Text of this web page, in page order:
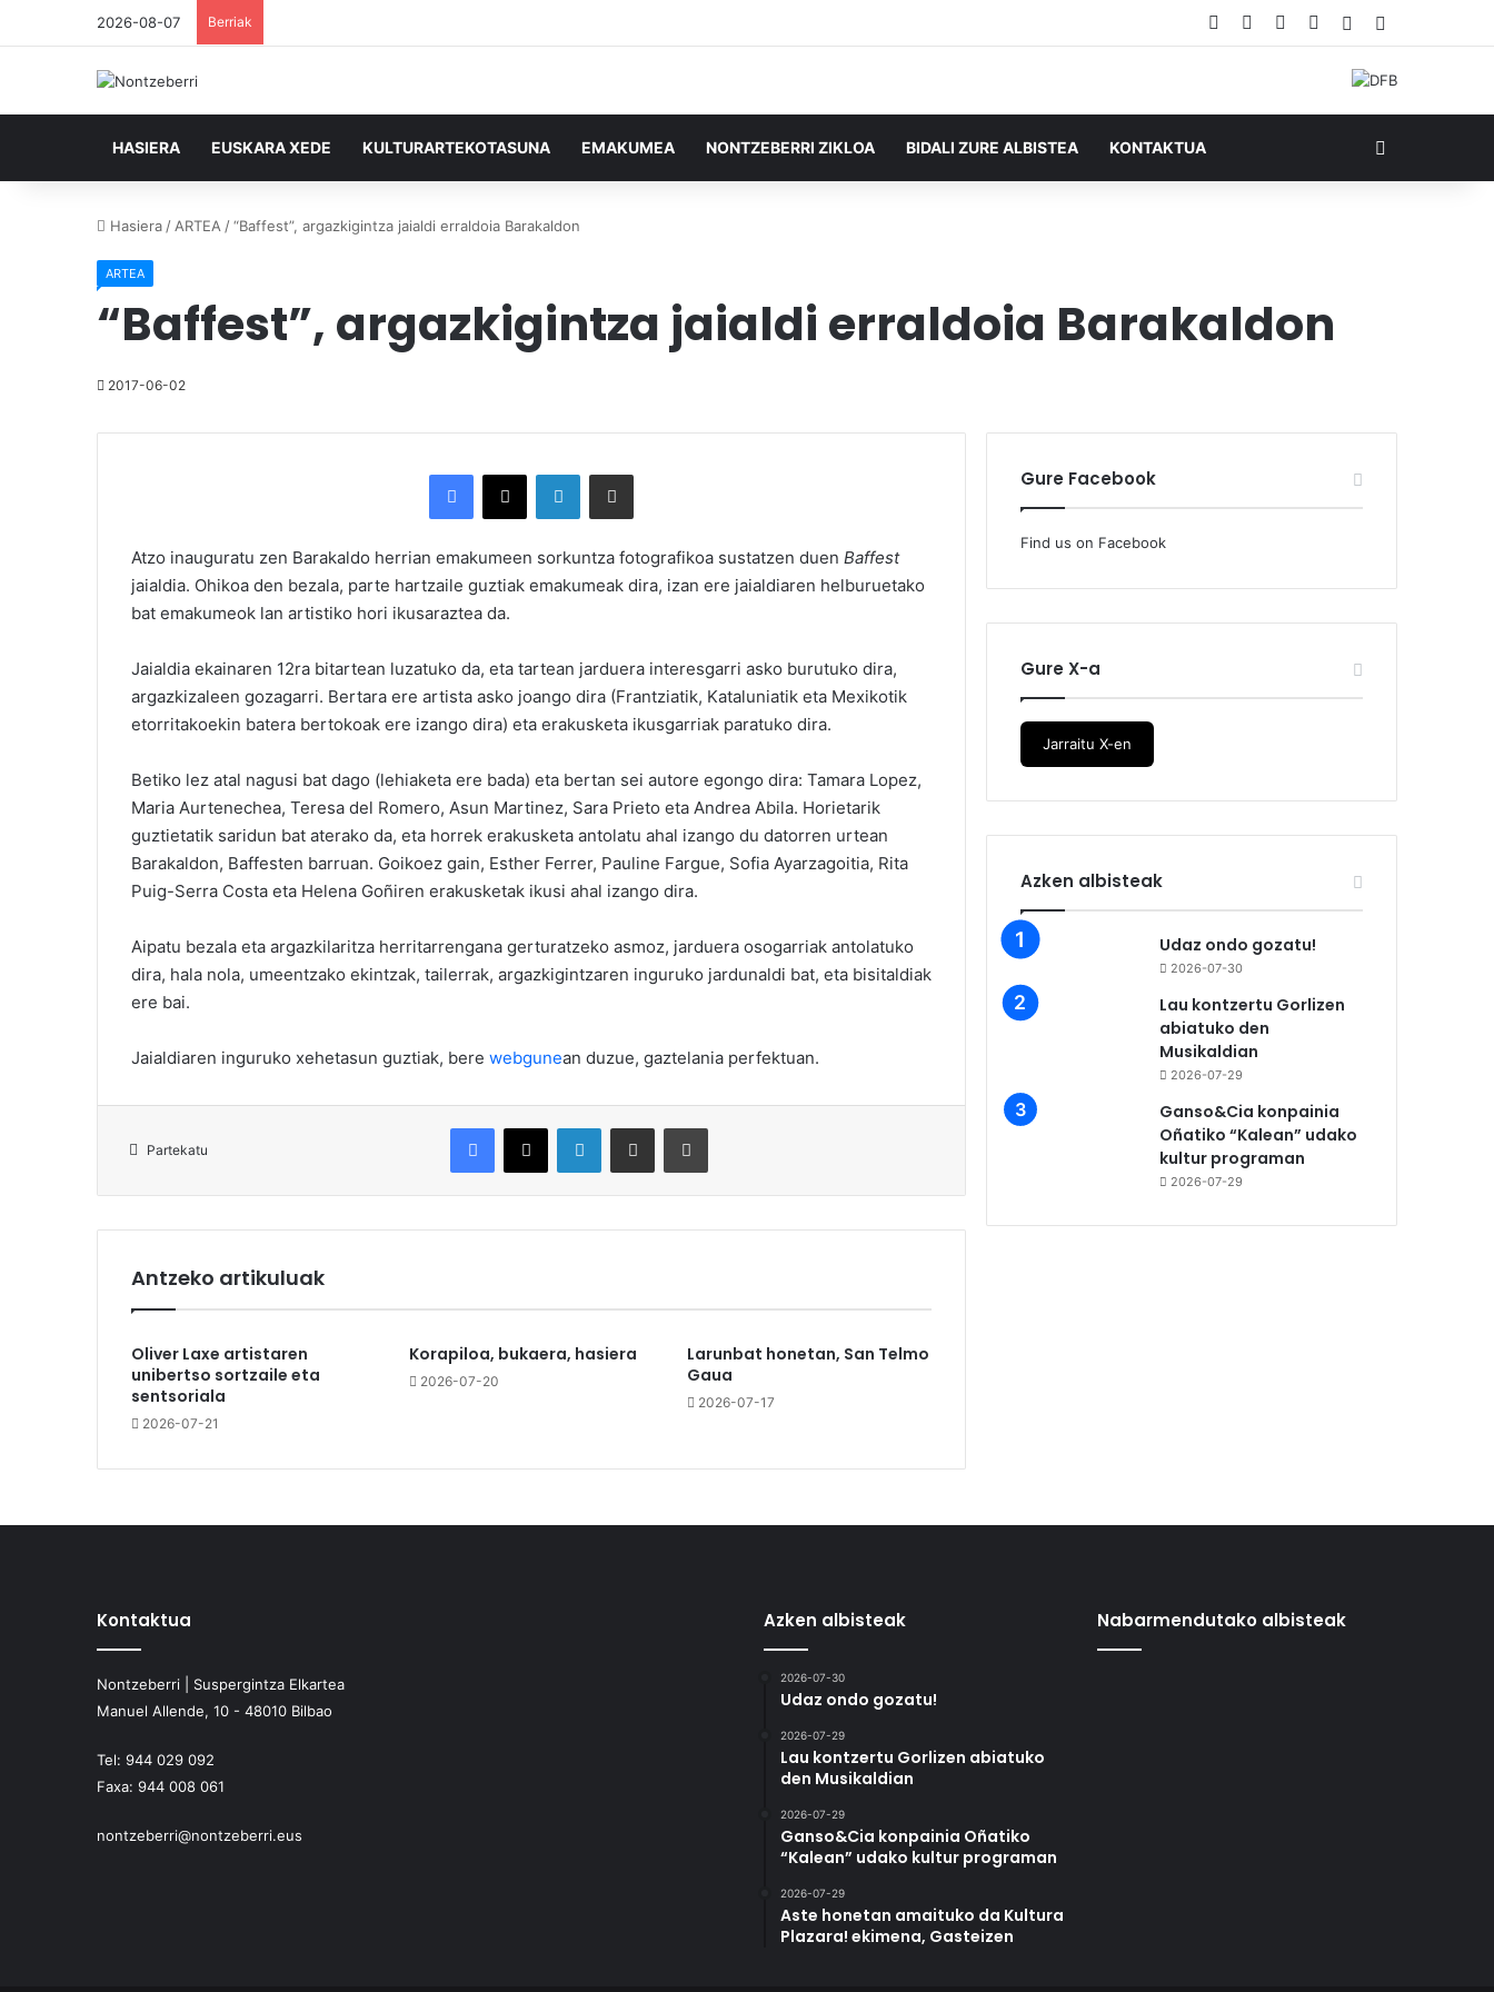
2026-08-07 Berriak Facebook YouTube
RSS Ausazko
HASIERA EUSKARA XEDE KULTURARTEKOTASUNA EMAKUMEA NONTZEBERRI ZIKLOA BIDALI ZURE ALBISTEA KONTAKTUA
Hasiera / ARTEA /“Baffest”, argazkigintza jaialdi erraldoia Barakaldon
ARTEA
“Baffest”, argazkigintza jaialdi erraldoia Barakaldon
2017-06-02
Atzo inauguratu zen Barakaldo herrian emakumeen sorkuntza fotografikoa sustatzen duen Baffest
jaialdia. Ohikoa den bezala, parte hartzaile guztiak emakumeak dira, izan ere jaialdiaren helburuetako
bat emakumeok lan artistiko hori ikusaraztea da.
Jaialdia ekainaren 12ra bitartean luzatuko da, eta tartean jarduera interesgarri asko burutuko dira,
argazkizaleen gozagarri. Bertara ere artista asko joango dira (Frantziatik, Kataluniatik eta Mexikotik
etorritakoekin batera bertokoak ere izango dira) eta erakusketa ikusgarriak paratuko dira.
Betiko lez atal nagusi bat dago (lehiaketa ere bada) eta bertan sei autore egongo dira: Tamara Lopez,
Maria Aurtenechea, Teresa del Romero, Asun Martinez, Sara Prieto eta Andrea Abila. Horietarik
guztietatik saridun bat aterako da, eta horrek erakusketa antolatu ahal izango du datorren urtean
Barakaldon, Baffesten barruan. Goikoez gain, Esther Ferrer, Pauline Fargue, Sofia Ayarzagoitia, Rita
Puig-Serra Costa eta Helena Goñiren erakusketak ikusi ahal izango dira.
Aipatu bezala eta argazkilaritza herritarrengana gerturatzeko asmoz, jarduera osogarriak antolatuko
dira, hala nola, umeentzako ekintzak, tailerrak, argazkigintzaren inguruko jardunaldi bat, eta bisitaldiak
ere bai.
Jaialdiaren inguruko xehetasun guztiak, bere webgunean duzue, gaztelania perfektuan.
Partekatu
Antzeko artikuluak
Oliver Laxe artistaren
unibertso sortzaile eta
sentsoriala
2026-07-21
Korapiloa, bukaera, hasiera
2026-07-20
Larunbat honetan, San Telmo
Gaua
2026-07-17
Gure Facebook
Find us on Facebook
Gure X-a
Jarraitu X-en
Azken albisteak
Udaz ondo gozatu!
2026-07-30
Lau kontzertu Gorlizen
abiatuko den
Musikaldian
2026-07-29
Ganso&Cia konpainia
Oñatiko “Kalean” udako
kultur programan
2026-07-29
Kontaktua
Nontzeberri | Suspergintza Elkartea
Manuel Allende, 10 - 48010 Bilbao
Tel: 944 029 092
Faxa: 944 008 061
nontzeberri@nontzeberri.eus
Azken albisteak
2026-07-30
Udaz ondo gozatu!
2026-07-29
Lau kontzertu Gorlizen abiatuko
den Musikaldian
2026-07-29
Ganso&Cia konpainia Oñatiko
“Kalean” udako kultur programan
2026-07-29
Aste honetan amaituko da Kultura
Plazara! ekimena, Gasteizen
Nabarmendutako albisteak